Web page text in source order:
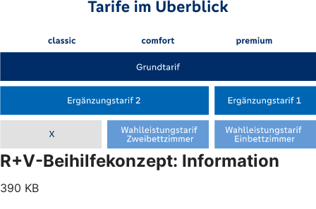
R+V-Beihilfekonzept: Information
390 KB